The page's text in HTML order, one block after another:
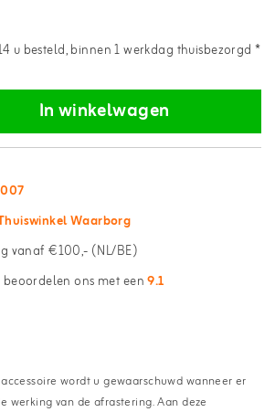
u besteld, binnen 1 werkdag thuisbezorgd *
In winkelwagen
Waarborg
vanaf €100,- (NL/BE)
ons met een9.1
wordt u gewaarschuwd wanneer er
werking van de afrastering. Aan deze